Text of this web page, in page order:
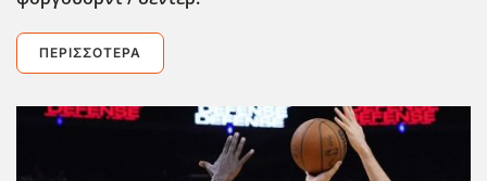
ΠΕΡΙΣΣΌΤΕΡΑ